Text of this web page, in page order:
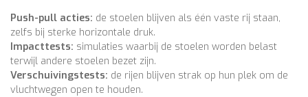
Push-pull acties: de stoelen blijven als één vaste rij staan,
zelfs bij sterke horizontale druk.
Impacttests: simulaties waarbij de stoelen worden belast
terwijl andere stoelen bezet zijn.
Verschuivingstests: de rijen blijven strak op hun plek om de
vluchtwegen open te houden.